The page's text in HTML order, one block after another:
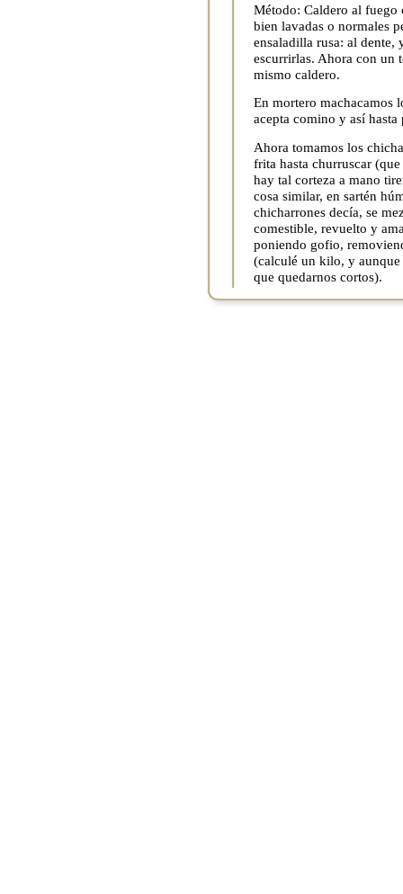
Método: Caldero al fuego
bien lavadas o normales
ensaladilla rusa: al dente,
escurrirlas. Ahora con un
mismo caldero.
En mortero machacamos
acepta comino y así hasta
Ahora tomamos los
frita hasta churruscar
hay tal corteza a mano
cosa similar, en sartén
chicharrones decía, se
comestible, revuelto y
poniendo gofio,
(calculé un kilo, y aunque
que quedarnos cortos).